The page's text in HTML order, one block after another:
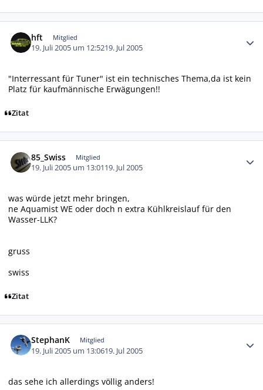
hft Mitglied
19. Juli 2005 um 12:5219. Jul 2005
"Interressant für Tuner" ist ein technisches Thema,da ist kein
Platz für kaufmännische Erwägungen!!
Zitat
85_Swiss Mitglied
19. Juli 2005 um 13:0119. Jul 2005
was würde jetzt mehr bringen,
ne Aquamist WE oder doch n extra Kühlkreislauf für den
Wasser-LLK?
gruss
swiss
Zitat
StephanK Mitglied
19. Juli 2005 um 13:0619. Jul 2005
das sehe ich allerdings völlig anders!